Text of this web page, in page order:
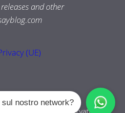
and other
(UE)
2026 Tutti i diritti riservati
nostro network?